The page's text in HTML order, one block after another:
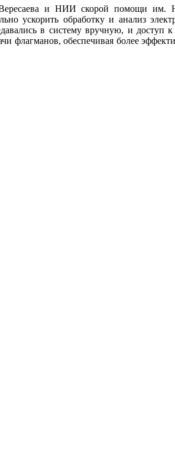
и НИИ скорой помощи им.
ускорить обработку и анализ
в систему вручную, и
обеспечивая более